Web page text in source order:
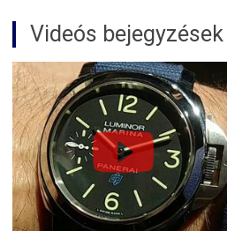
Videós bejegyzések